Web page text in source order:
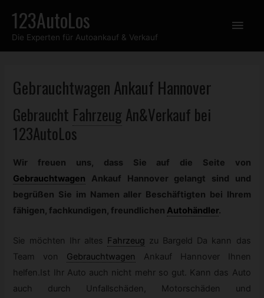
Inhalt
springen
123AutoLos
Die Experten für Autoankauf & Verkauf
GebrauchtwagenAnkauf Hannover
Gebraucht FahrzeugAn&Verkauf bei
123AutoLos
Wir freuen uns, dass Sie auf die Seite von
Gebrauchtwagen
Ankauf Hannover gelangt sind und
begrüßen Sie im Namen aller Beschäftigten bei Ihrem
fähigen, fachkundigen, freundlichen Autohändler.
Sie möchten Ihr altes Fahrzeug zu Bargeld Da kann das
Team von
Gebrauchtwagen
Ankauf Hannover Ihnen
helfen.Ist Ihr Auto auch nicht mehr so gut. Kann das Auto
auch durch Unfallschäden, Motorschäden und